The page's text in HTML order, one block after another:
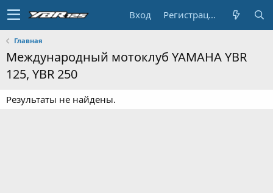
Вход Регистрация
Главная
Международный мотоклуб YAMAHA YBR
125, YBR 250
Результаты не найдены.